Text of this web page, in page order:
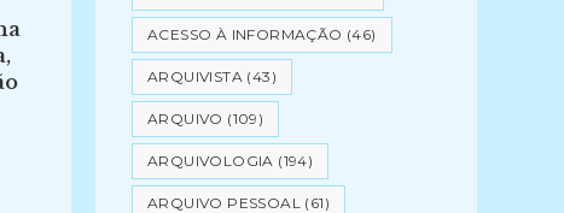
ACESSO À INFORMAÇÃO (46)
ARQUIVISTA (43)
ARQUIVO (109)
ARQUIVOLOGIA (194)
ARQUIVO PESSOAL (61)